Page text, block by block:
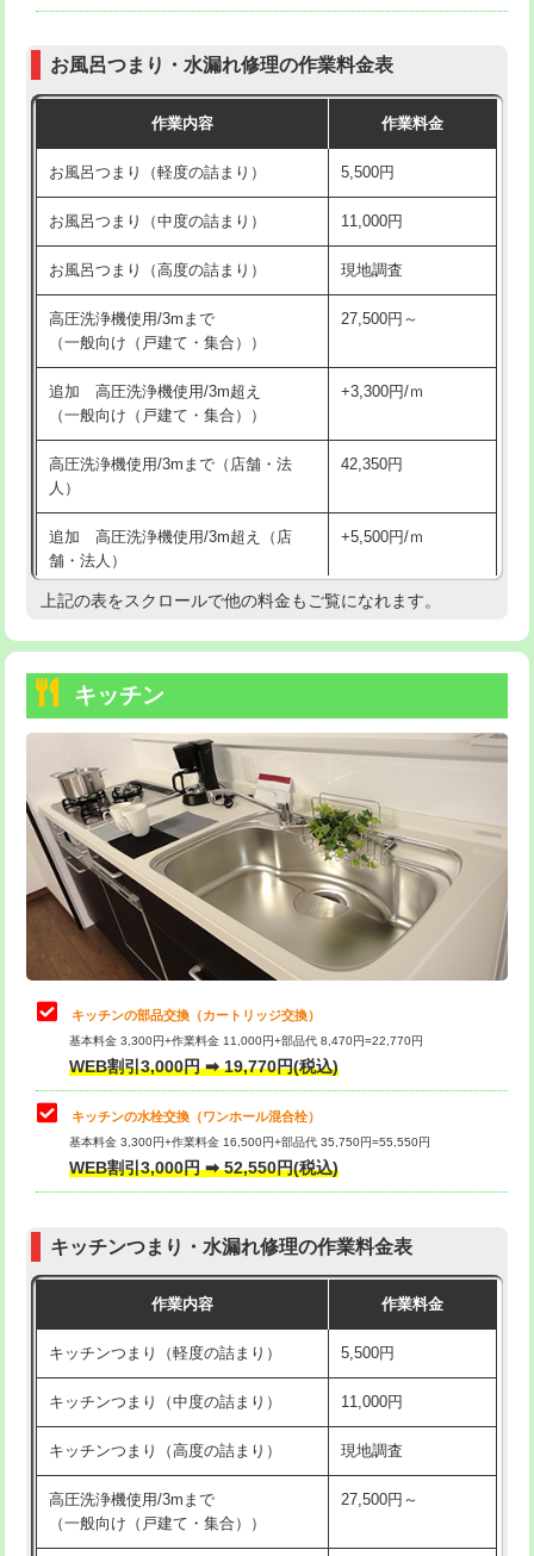
交換・取付（普通便座） 11,000円+材料費
交換・取付（温水洗浄便座） 16,500円+材料費
交換・取付(単水栓（壁付・デッキ
式）)
13,200円+材料費
交換・取付(混合水栓（壁付・デッキ
式・ワンホール）)
16,500円+材料費
交換・取付(排水栓・排水トラップ
（P/S/ポップアップ））
22,000円+材料費
交換・取付（その他部品） 11,000円+材料費
持込商品取付（単水栓） 13,200円
持込商品取付（混合水栓）
持込商品取付（浄水器・分岐水栓） 16,500円
持込商品取付（温水洗浄便座） 22,000円
持込商品取付（普通便座⇔温水洗浄便
22,000円
給水管工事※（ホール加工)
給水管工事※（バンド止め) 3,300円
給水管工事※（支持金具設置) 5,500円
給水管工事※（保温材使用（バンド止
め込み）)
5,500円
給水管工事※（土の掘削・埋め戻し作
11,000円
給水管工事※（塩ビ管（VP・HI）使
用/3ｍまで)
給水管工事※（塩ビ管（VP・HI）使
用（追加）/3ｍ超え)
給水管工事※（ライニング鋼管・銅
管・ポリ管・HT管使用/3ｍまで)
44,000円
管・ポリ管・HT管使用/3ｍ超え)
排水管工事（土の掘削・埋め戻し作
11,000円~
排水管工事（排水管工事/3ｍまで） 55,000円
排水管工事（追加 排水管工事/3ｍ超
+11,000円
マス交換（土の掘削・埋め戻し作業）
マス交換（深さ50㎝未満）
お風呂つまり・水漏れ修理の作業料金表
作業内容 作業料金
お風呂つまり（軽度の詰まり） 5,500円
お風呂つまり（中度の詰まり） 11,000円
お風呂つまり（高度の詰まり） 現地調査
高圧洗浄機使用/3mまで
（一般向け（戸建て・集合））
27,500円～
追加 高圧洗浄機使用/3m超え
（一般向け（戸建て・集合））
+3,300円/ｍ
高圧洗浄機使用/3mまで（店舗・法
人）
42,350円
追加 高圧洗浄機使用/3m超え（店
舗・法人）
+5,500円/ｍ
高度高圧洗浄換 現地調査
トーラー機使用/3mまで
追加トーラー機使用/3m超え +3,300円
カメラ調査 33,000円
桝清掃 8,800円
止水・漏水調査・防水処理・清掃・修
理・調整・分解・加工など（軽作業）
11,000円
止水・漏水調査・防水処理・清掃・修
理・調整・分解・加工など（中作業）
22,000円
止水・漏水調査・防水処理・清掃・修
理・調整・分解・加工など（重作業）
33,000円
お風呂タンク脱着
その他部品の脱着
式・ワンホール）)
交換・取付(排水栓・排水トラップ
22,000円+材料費
持込商品取付（単水栓）
上記の表をスクロールで他の料金もご覧になれます。
キッチン
キッチンの部品交換（カートリッジ交換）
基本料金 3,300円+作業料金 11,000円+部品代 8,470円=22,770円
WEB割引3,000円 ➡ 19,770円(税込)
キッチンの水栓交換（ワンホール混合栓）
基本料金 3,300円+作業料金 16,500円+部品代 35,750円=55,550円
WEB割引3,000円 ➡ 52,550円(税込)
キッチンつまり・水漏れ修理の作業料金表
作業内容 作業料金
キッチンつまり（軽度の詰まり） 5,500円
キッチンつまり（中度の詰まり） 11,000円
キッチンつまり（高度の詰まり） 現地調査
高圧洗浄機使用/3mまで
（一般向け（戸建て・集合））
27,500円～